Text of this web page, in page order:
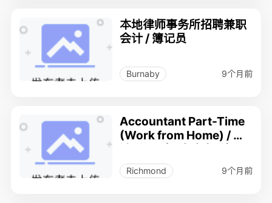
本地律师事务所招聘兼职
会计 / 簿记员
Burnaby 9个月前
Accountant Part-Time
(Work from Home) / 会
Richmond 9个月前